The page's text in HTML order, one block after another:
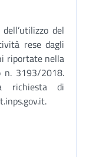
del
rese dagli
riportate nella
n. 3193/2018.
richiesta di